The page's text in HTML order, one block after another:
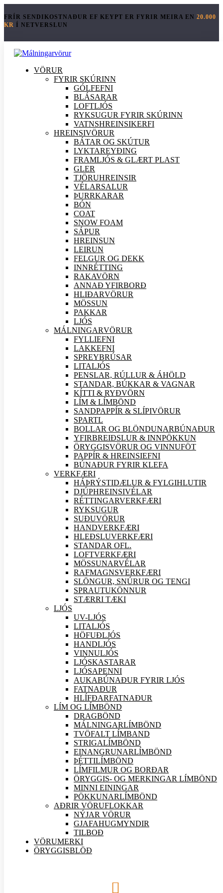
FRÍR SENDIKOSTNAÐUR EF KEYPT ER FYRIR MEIRA EN 20.000
KR Í NETVERSLUN
VÖRUR
FYRIR SKÚRINN
GÓLFEFNI
BLÁSARAR
LOFTLJÓS
RYKSUGUR FYRIR SKÚRINN
VATNSHREINSIKERFI
HREINSIVÖRUR
BÁTAR OG SKÚTUR
LYKTAREYÐING
FRAMLJÓS & GLÆRT PLAST
GLER
TJÖRUHREINSIR
VÉLARSALUR
ÞURRKARAR
BÓN
COAT
SNOW FOAM
SÁPUR
HREINSUN
LEIRUN
FELGUR OG DEKK
INNRÉTTING
RAKAVÖRN
ANNAÐ YFIRBORÐ
HLIÐARVÖRUR
MÖSSUN
PAKKAR
LJÓS
MÁLNINGARVÖRUR
FYLLIEFNI
LAKKEFNI
SPREYBRÚSAR
LITALJÓS
PENSLAR, RÚLLUR & ÁHÖLD
STANDAR, BÚKKAR & VAGNAR
KÍTTI & RYÐVÖRN
LÍM & LÍMBÖND
SANDPAPPÍR & SLÍPIVÖRUR
SPARTL
BOLLAR OG BLÖNDUNARBÚNAÐUR
YFIRBREIÐSLUR & INNPÖKKUN
ÖRYGGISVÖRUR OG VINNUFÖT
PAPPÍR & HREINSIEFNI
BÚNAÐUR FYRIR KLEFA
VERKFÆRI
HÁÞRÝSTIDÆLUR & FYLGIHLUTIR
DJÚPHREINSIVÉLAR
RÉTTINGARVERKFÆRI
RYKSUGUR
SUÐUVÖRUR
HANDVERKFÆRI
HLEÐSLUVERKFÆRI
STANDAR OFL.
LOFTVERKFÆRI
MÖSSUNARVÉLAR
RAFMAGNSVERKFÆRI
SLÖNGUR, SNÚRUR OG TENGI
SPRAUTUKÖNNUR
STÆRRI TÆKI
LJÓS
UV-LJÓS
LITALJÓS
HÖFUÐLJÓS
HANDLJÓS
VINNULJÓS
LJÓSKASTARAR
LJÓSAPENNI
AUKABÚNAÐUR FYRIR LJÓS
FATNAÐUR
HLÍFÐARFATNAÐUR
LÍM OG LÍMBÖND
DRAGBÖND
MÁLNINGARLÍMBÖND
TVÖFALT LÍMBAND
STRIGALÍMBÖND
EINANGRUNARLÍMBÖND
ÞÉTTILÍMBÖND
LÍMFILMUR OG BORÐAR
ÖRYGGIS- OG MERKINGAR LÍMBÖND
MINNI EININGAR
PÖKKUNARLÍMBÖND
AÐRIR VÖRUFLOKKAR
NÝJAR VÖRUR
GJAFAHUGMYNDIR
TILBOÐ
VÖRUMERKI
ÖRYGGISBLÖÐ
